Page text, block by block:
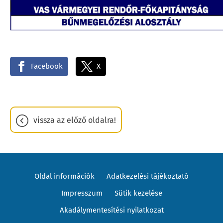
Facebook X
vissza az előző oldalra!
Oldal információk
Adatkezelési tájékoztató
Impresszum
Sütik kezelése
Akadálymentesítési nyilatkozat